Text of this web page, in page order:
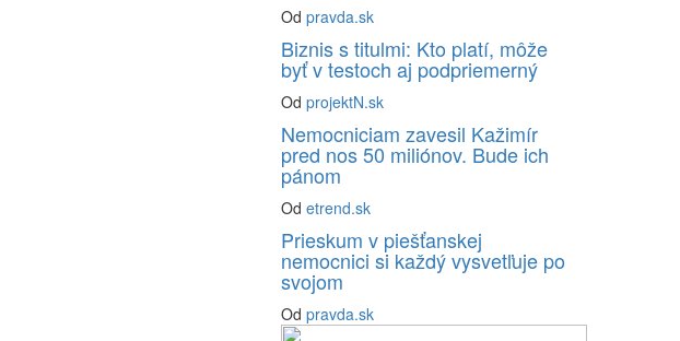
Odpravda.sk
Biznis s titulmi: Kto platí, môže
byť v testoch aj podpriemerný
OdprojektN.sk
Nemocniciam zavesil Kažimír
pred nos 50 miliónov. Bude ich
pánom
Odetrend.sk
Prieskum v piešťanskej
nemocnici si každý vysvetľuje po
svojom
Odpravda.sk